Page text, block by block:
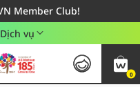
Member Club!
hàng từ 249,000Đ
khu vực TP. Hồ Chí Minh
vụ
0